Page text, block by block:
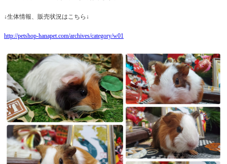
↓生体情報、販売状況はこちら↓
http://petshop-hanapet.com/archives/category/w01